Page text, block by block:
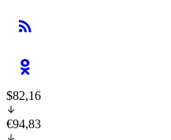
$82,16
€94,83